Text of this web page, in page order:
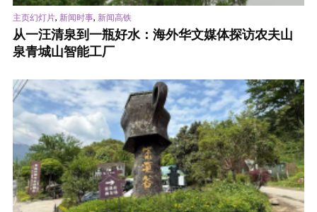
主页幻灯片, 新闻时事, 新闻高铁
从一汪清泉到一瓶好水：海外华文媒体探访农夫山
泉青城山智能工厂